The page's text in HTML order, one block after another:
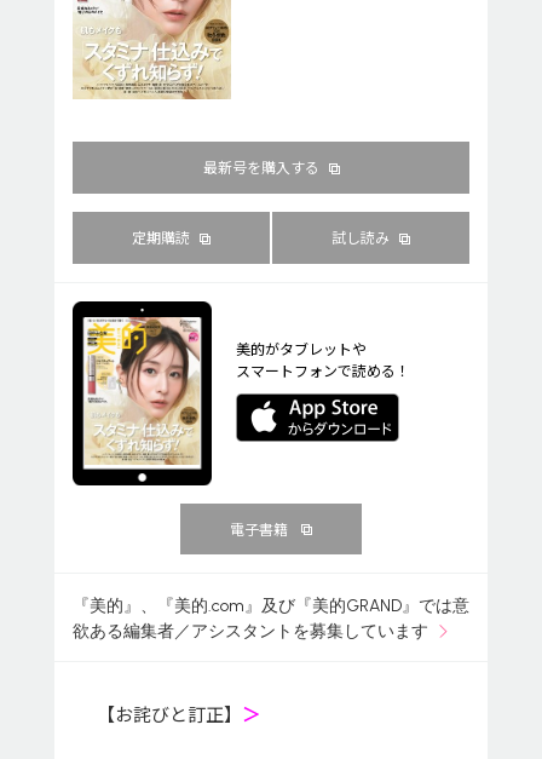
最新号を購入する
定期購読 試し読み
美的がタブレットや
スマートフォンで読める！
電子書籍
『美的』、『美的.com』及び『美的GRAND』では意
欲ある編集者／アシスタントを募集しています
【お詫びと訂正】 ＞